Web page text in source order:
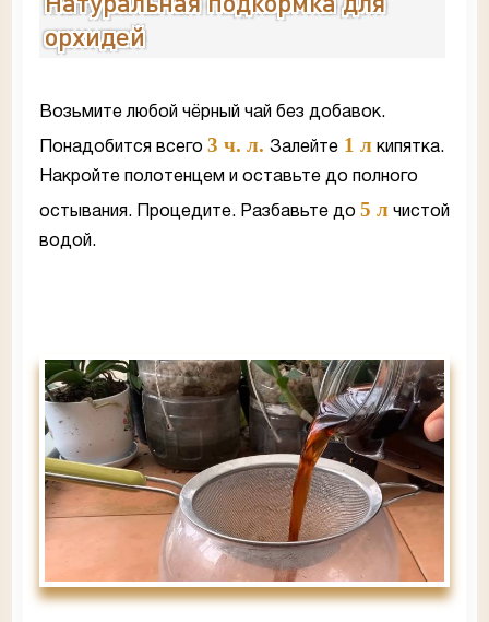
орхидей
Возьмите любой чёрный чай без добавок.
Понадобится всего 3 ч. л. Залейте 1 л кипятка.
Накройте полотенцем и оставьте до полного
остывания. Процедите. Разбавьте до 5 л чистой
водой.